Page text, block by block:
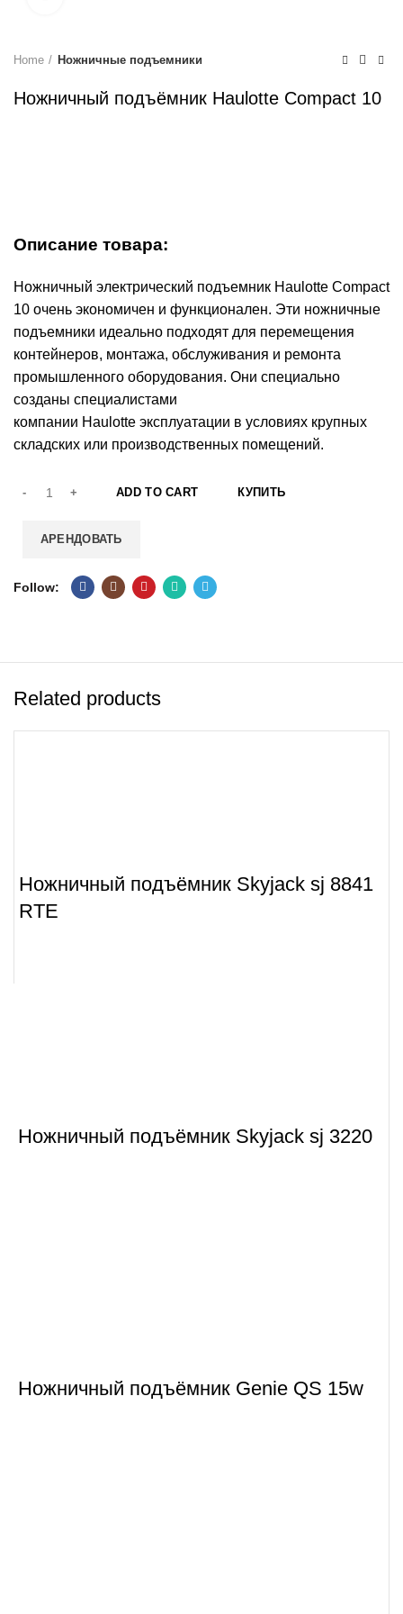
Home Ножничные подъемники
Ножничный подъёмник Haulotte Compact 10
Описание товара:
Ножничный электрический подъемник Haulotte Compact
10 очень экономичен и функционален. Эти ножничные
подъемники идеально подходят для перемещения
контейнеров, монтажа, обслуживания и ремонта
промышленного оборудования. Они специально
созданы специалистами
компании Haulotte эксплуатации в условиях крупных
складских или производственных помещений.
ADD TO CART КУПИТЬ
АРЕНДОВАТЬ
Follow
Related products
Ножничный подъёмник Skyjack sj 8841
RTE
Ножничный подъёмник Skyjack sj 3220
Ножничный подъёмник Genie QS 15w